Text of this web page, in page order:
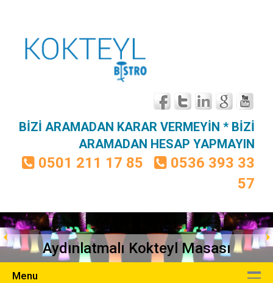
BİZİ ARAMADAN KARAR VERMEYİN * BİZİ
ARAMADAN HESAP YAPMAYIN
0501 211 17 85
0536 393 33
57
Aydınlatmalı Kokteyl Masası
Menu